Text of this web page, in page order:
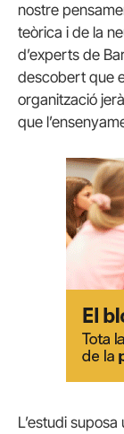
nostre
teòrica i de la
d’experts de
descobert que
organització
que
L’estudi